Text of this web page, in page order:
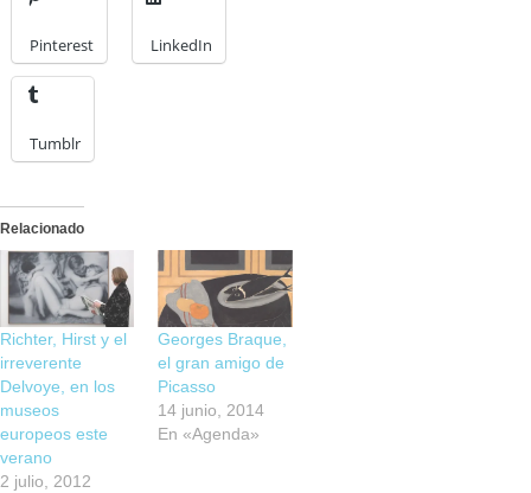
Pinterest LinkedIn
Tumblr
Relacionado
Richter, Hirst y el
irreverente
Delvoye, en los
museos
europeos este
verano
2 julio, 2012
Georges Braque,
el gran amigo de
Picasso
14 junio, 2014
En «Agenda»